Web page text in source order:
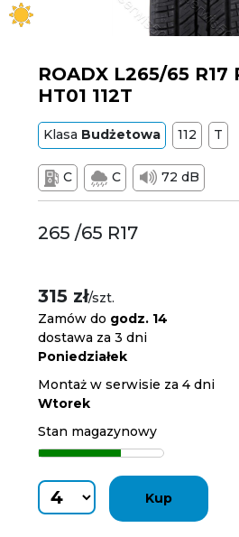
ROADX L265/65 R17
HT01 112T
Klasa Budżetowa 112 T
C C 72 dB
265 /65 R17
315 zł/szt.
Zamów do godz. 14
dostawa za 3 dni
Poniedziałek
Montaż w serwisie za 4 dni
Wtorek
Stan magazynowy
Kup